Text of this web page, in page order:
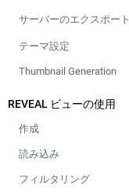
サーバーのエクスポート
テーマ設定
Thumbnail Generation
REVEAL ビューの使用
作成
読み込み
フィルタリング